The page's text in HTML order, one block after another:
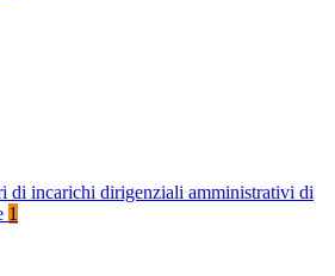
di incarichi dirigenziali amministrativi di
1